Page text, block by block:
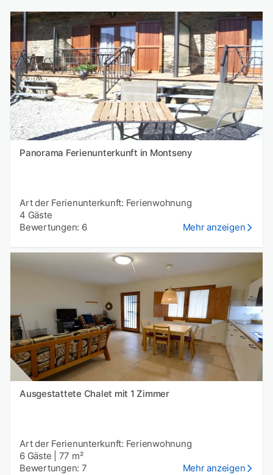
Panorama Ferienunterkunft in Montseny
Art der Ferienunterkunft: Ferienwohnung
4 Gäste
Bewertungen: 6
Mehr anzeigen
Ausgestattete Chalet mit 1 Zimmer
Art der Ferienunterkunft: Ferienwohnung
6 Gäste
77 m²
Bewertungen: 7
Mehr anzeigen